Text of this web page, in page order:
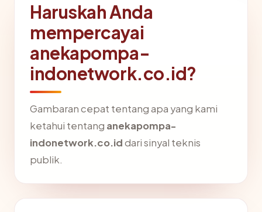
Haruskah Anda
mempercayai
anekapompa-
indonetwork.co.id?
Gambaran cepat tentang apa yang kami
ketahui tentang anekapompa-
indonetwork.co.iddari sinyal teknis
publik.